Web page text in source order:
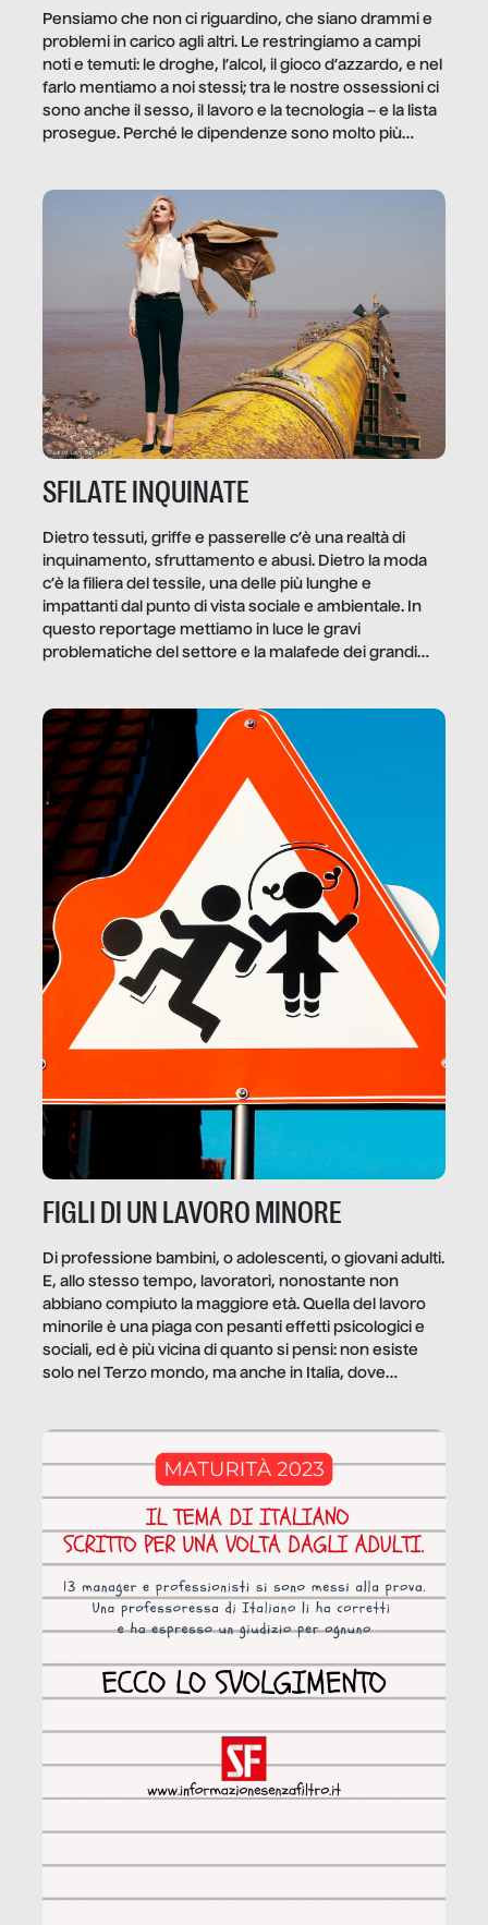
Pensiamo che non ci riguardino, che siano drammi e
problemi in carico agli altri. Le restringiamo a campi
noti e temuti: le droghe, l’alcol, il gioco d’azzardo, e nel
farlo mentiamo a noi stessi; tra le nostre ossessioni ci
sono anche il sesso, il lavoro e la tecnologia – e la lista
prosegue. Perché le dipendenze sono molto più
trae un guadagno. In questo reportage vediamo
quale e come.
SFILATE INQUINATE
Dietro tessuti, griffe e passerelle c’è una realtà di
inquinamento, sfruttamento e abusi. Dietro la moda
c’è la filiera del tessile, una delle più lunghe e
impattanti dal punto di vista sociale e ambientale. In
questo reportage mettiamo in luce le gravi
problematiche del settore e la malafede dei grandi
FIGLI DI UN LAVORO MINORE
Di professione bambini, o adolescenti, o giovani adulti.
E, allo stesso tempo, lavoratori, nonostante non
abbiano compiuto la maggiore età. Quella del lavoro
minorile è una piaga con pesanti effetti psicologici e
sociali, ed è più vicina di quanto si pensi: non esiste
solo nel Terzo mondo, ma anche in Italia, dove